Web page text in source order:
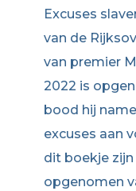
Excuses
van de
van premier
2022 is
bood hij
excuses aan
dit boekje
opgenomen